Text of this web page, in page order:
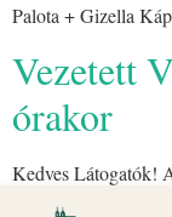
Palota + Gizella
Vezetett
órakor
Kedves Látogatók!
barokk